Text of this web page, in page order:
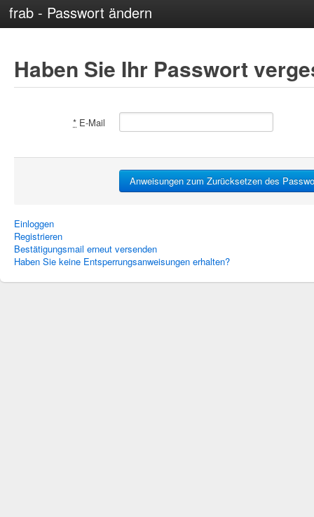
frab - Passwort ändern
Haben Sie Ihr Passwort
* E-Mail
Einloggen
Registrieren
Bestätigungsmail erneut versenden
Haben Sie keine Entsperrungsanweisungen erhalten?